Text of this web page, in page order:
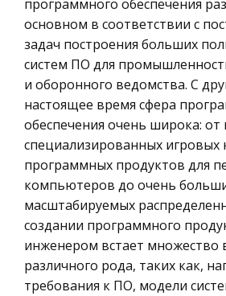
Ценные бумаги
Гражданское право
Трудовое право
История государства и
стран
Транспорт
Банковское дело и
Здоровье
Астрономия
Биржевое дело
Биология
дравиды. По прошествии
сменили многочисленные
отличавшиеся друг от друга
языком, верованиями,
известные на
Ценовая политика.
политики на транспорте
Несмотря на повышение роли
факторов в процессе
маркетинга, цена остаётся
показателем, особенно на
монополистической и
конкуренции. Объектом исс
программного обеспечения
основном в соответствии с
задач построения больших
систем ПО для
и оборонного ведомства. С
настоящее время сфера
обеспечения очень широка: от
специализированных игровых
программных продуктов для
компьютеров до очень
масштабируемых
создании программного
инженером встает множество
различного рода, таких как,
требования к ПО, модели